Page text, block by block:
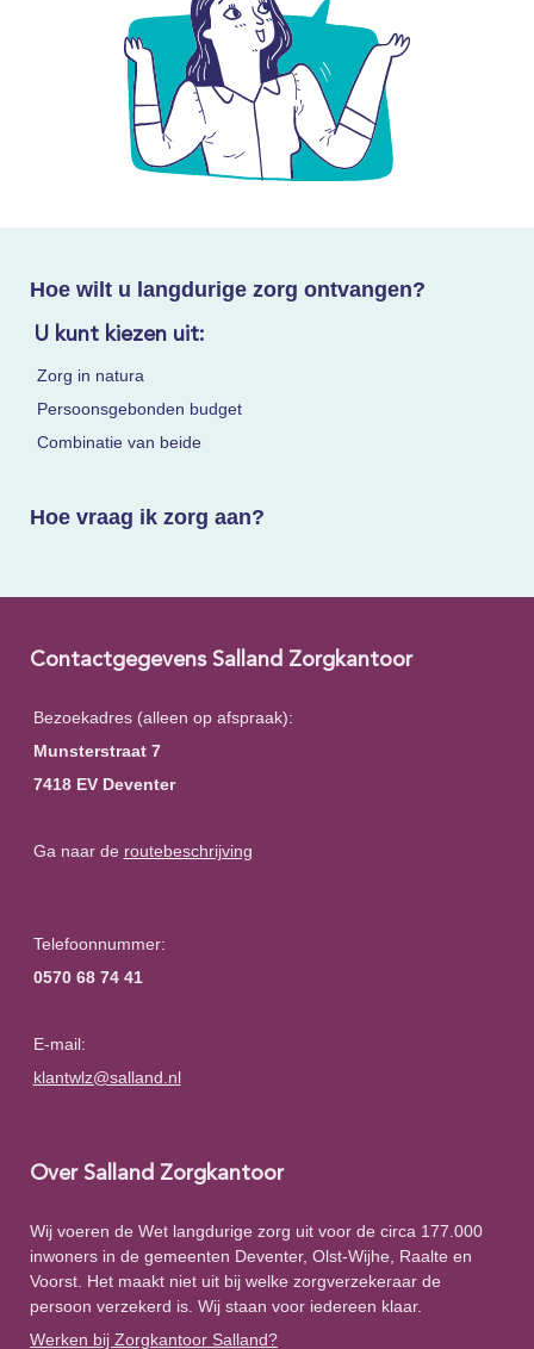
Hoe wilt u langdurige zorg ontvangen?
U kunt kiezen uit:
Zorg in natura
Persoonsgebonden budget
Combinatie van beide
Hoe vraag ik zorg aan?
Contactgegevens Salland Zorgkantoor
Bezoekadres (alleen op afspraak):
Munsterstraat 7
7418 EV Deventer
Ga naar de routebeschrijving
Telefoonnummer:
0570 68 74 41
E-mail:
klantwlz@salland.nl
Over Salland Zorgkantoor
Wij voeren de Wet langdurige zorg uit voor de circa 177.000
inwoners in de gemeenten Deventer, Olst-Wijhe, Raalte en
Voorst. Het maakt niet uit bij welke zorgverzekeraar de
persoon verzekerd is. Wij staan voor iedereen klaar.
Werken bij Zorgkantoor Salland?